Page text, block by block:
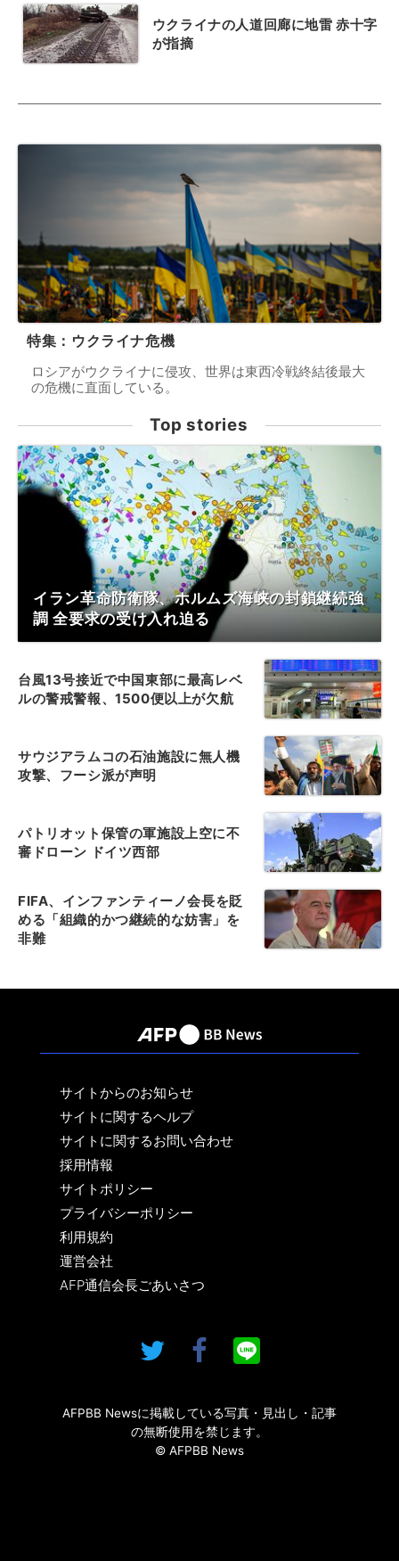
ウクライナの人道回廊に地雷 赤十字
が指摘
特集：ウクライナ危機
ロシアがウクライナに侵攻、世界は東西冷戦終結後最大
の危機に直面している。
Top stories
イラン革命防衛隊、ホルムズ海峡の封鎖継続強
調 全要求の受け入れ迫る
台風13号接近で中国東部に最高レベ
ルの警戒警報、1500便以上が欠航
サウジアラムコの石油施設に無人機
攻撃、フーシ派が声明
パトリオット保管の軍施設上空に不
審ドローン ドイツ西部
FIFA、インファンティーノ会長を貶
める「組織的かつ継続的な妨害」を
非難
サイトからのお知らせ
サイトに関するヘルプ
サイトに関するお問い合わせ
採用情報
サイトポリシー
プライバシーポリシー
利用規約
運営会社
AFP通信会長ごあいさつ
AFPBB Newsに掲載している写真・見出し・記事
の無断使用を禁じます。
© AFPBB News